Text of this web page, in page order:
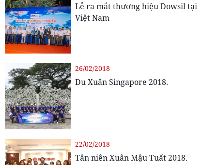
Lễ ra mắt thương hiệu Dowsil tại
Việt Nam
26/02/2018
Du Xuân Singapore 2018.
22/02/2018
Tân niên Xuân Mậu Tuất 2018.